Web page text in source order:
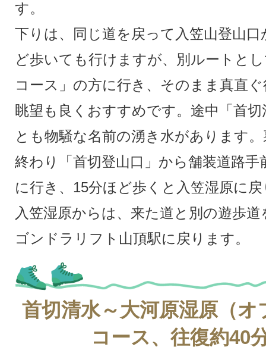
す。
下りは、同じ道を戻って入笠山登山
ど歩いても行けますが、別ルートと
コース」の方に行き、そのまま真直
眺望も良くおすすめです。途中「首
とも物騒な名前の湧き水があります
終わり「首切登山口」から舗装道路手
に行き、15分ほど歩くと入笠湿原に
入笠湿原からは、来た道と別の遊歩
ゴンドラリフト山頂駅に戻ります。
首切清水～大河原湿原（オ
コース、往復約40